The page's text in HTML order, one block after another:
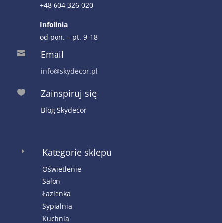
+48 604 326 020
Infolinia
od pon. – pt. 9-18
 Email
info@skydecor.pl
 Zainspiruj się
Blog Skydecor
E Kategorie sklepu
Oświetlenie
Salon
Łazienka
Sypialnia
Kuchnia